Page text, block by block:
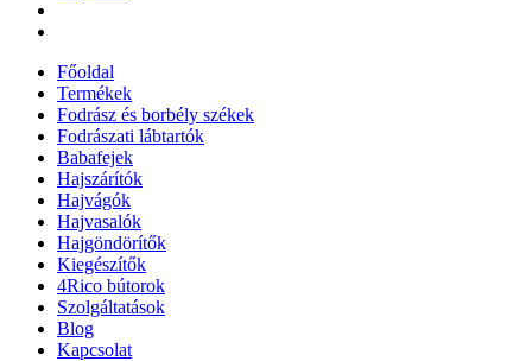
Főoldal
Termékek
Fodrász és borbély székek
Fodrászati lábtartók
Babafejek
Hajszárítók
Hajvágók
Hajvasalók
Hajgöndörítők
Kiegészítők
4Rico bútorok
Szolgáltatások
Blog
Kapcsolat